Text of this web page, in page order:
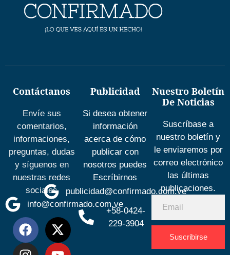
Contáctanos
Envíe sus
comentarios,
informaciones,
preguntas, dudas
y síguenos en
nuestras redes
sociales
info@confirmado.com.ve
Publicidad
Si desea obtener
información
acerca de cómo
publicar con
nosotros puedes
Escríbirnos
publicidad@confirmado.com.ve
+58-0424-
229-3904
Nuestro Boletín
De Noticias
Suscríbase a
nuestro boletín y
le enviaremos por
correo electrónico
las últimas
publicaciones.
Suscribirse